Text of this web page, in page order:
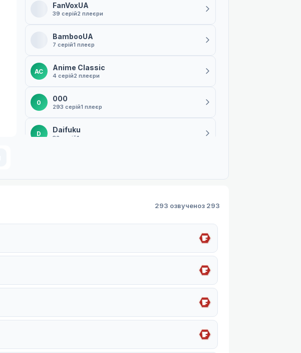
FanVoxUA
39 серій2 плеєри
BambooUA
7 серій1 плеєр
AC Anime Classic
4 серій2 плеєри
0 000
293 серій1 плеєр
D Daifuku
32 серій1 плеєр
293 озвученоз 293